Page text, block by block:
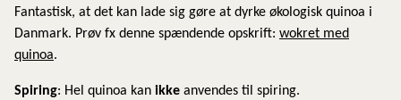
Fantastisk, at det kan lade sig gøre at dyrke økologisk quinoa i
Danmark. Prøv fx denne spændende opskrift: wokret med
quinoa.
Spiring: Hel quinoa kan ikke anvendes til spiring.